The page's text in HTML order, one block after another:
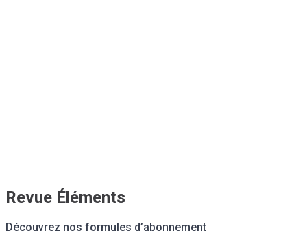
Revue Éléments
Découvrez nos formules d’abonnement